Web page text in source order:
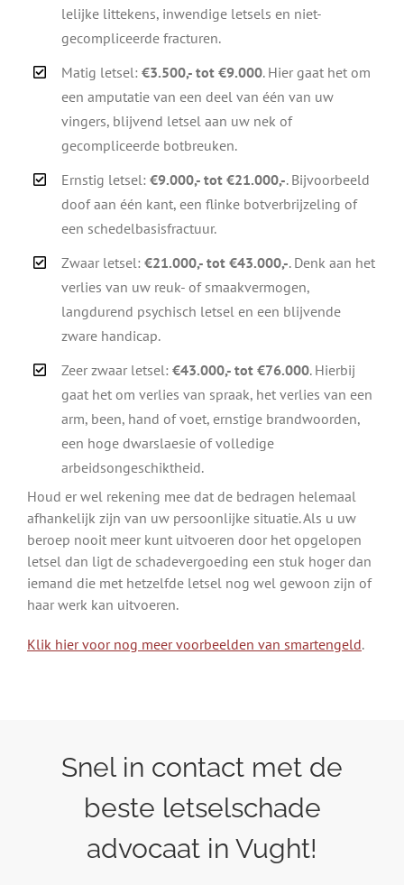
lelijke littekens, inwendige letsels en niet-
gecompliceerde fracturen.
Matig letsel:€3.500,- tot €9.000. Hier gaat het om
een amputatie van een deel van één van uw
vingers, blijvend letsel aan uw nek of
gecompliceerde botbreuken.
Ernstig letsel:€9.000,- tot €21.000,-. Bijvoorbeeld
doof aan één kant, een flinke botverbrijzeling of
een schedelbasisfractuur.
Zwaar letsel:€21.000,- tot €43.000,-. Denk aan het
verlies van uw reuk- of smaakvermogen,
langdurend psychisch letsel en een blijvende
zware handicap.
Zeer zwaar letsel:€43.000,- tot €76.000. Hierbij
gaat het om verlies van spraak, het verlies van een
arm, been, hand of voet, ernstige brandwoorden,
een hoge dwarslaesie of volledige
arbeidsongeschiktheid.
Houd er wel rekening mee dat de bedragen helemaal
afhankelijk zijn van uw persoonlijke situatie. Als u uw
beroep nooit meer kunt uitvoeren door het opgelopen
letsel dan ligt de schadevergoeding een stuk hoger dan
iemand die met hetzelfde letsel nog wel gewoon zijn of
haar werk kan uitvoeren.
Klik hier voor nog meer voorbeelden van smartengeld.
Snel in contact met de
beste letselschade
advocaat in Vught!